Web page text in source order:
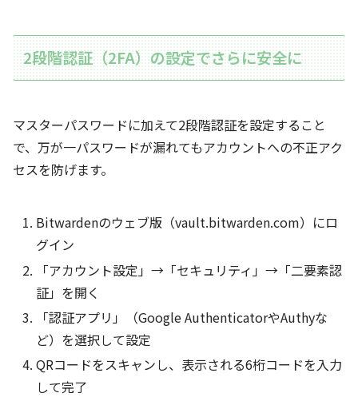
2段階認証（2FA）の設定でさらに安全に
マスターパスワードに加えて2段階認証を設定すること
で、万が一パスワードが漏れてもアカウントへの不正アク
セスを防げます。
Bitwardenのウェブ版（vault.bitwarden.com）にロ
グイン
「アカウント設定」→「セキュリティ」→「二要素認
証」を開く
「認証アプリ」（Google AuthenticatorやAuthyな
ど）を選択して設定
QRコードをスキャンし、表示される6桁コードを入力
して完了